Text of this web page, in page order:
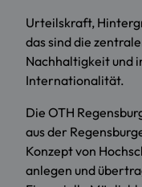
Urteilskraft,
das sind die
Nachhaltigkeit und
Internationalität.
Die OTH
aus der
Konzept von
anlegen und